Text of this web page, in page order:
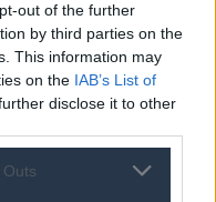
out of the further
by third parties on the
This information may
on the IAB’s List of
disclose it to other
λόγω του
(έως 15 άτομα ανά
ΕΔΩ.